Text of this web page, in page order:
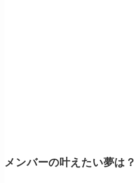
メンバーの叶えたい夢は？